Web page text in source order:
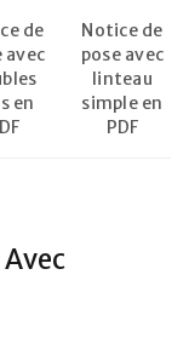
de
avec
en
Notice de
pose avec
linteau
simple en
PDF